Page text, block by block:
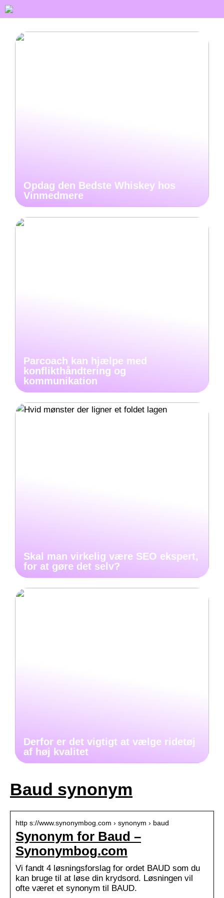
Opdag den Bedste Whiskey hos
Vinmedmere
Parcoach kan hjælpe med
konflikthåndtering og
kommunikation
Skal man virkelig være SEO ekspert,
for at gøre det selv?
Derfor er det vigtigt at vælge ridetøj
af høj kvalitet
Baud synonym
http s://www.synonymbog.com › synonym › baud
Synonym for Baud –
Synonymbog.com
Vi fandt 4 løsningsforslag for ordet BAUD som du
kan bruge til at løse din krydsord. Løsningen vil
ofte været et synonym til BAUD.